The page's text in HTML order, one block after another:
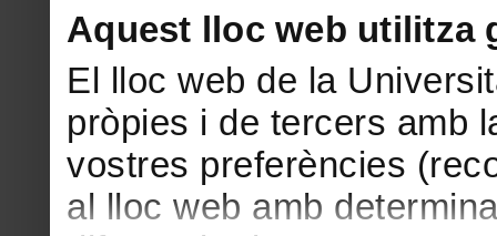
Aquest lloc web utilitza
El lloc web de la
pròpies i de tercers amb
vostres preferències
al lloc web amb